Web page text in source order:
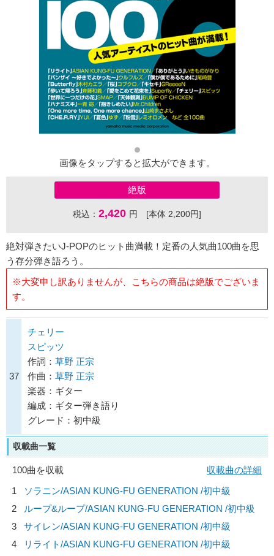
画像をタップすると拡大ができます。
絶版
税込： 2,420 円 [本体 2,200円]
絶対弾きたいJ-POPのヒット曲満載！定番の人気曲100曲を思
う存分弾き語ろう。
※大変申し訳ありませんが、こちらの商品は絶版でございま
す。
37
チェリー
スピッツ
作詞： 草野 正宗
作曲： 草野 正宗
楽器：ギター
編成：ギター弾き語り
グレード：初中級
収載曲一覧
100曲を収載
収載曲の詳細
1
ソラニン/ASIAN KUNG-FU GENERATION /初中級
2
ループ&ループ/ASIAN KUNG-FU GENERATION /初中級
3
サイレン/ASIAN KUNG-FU GENERATION /初中級
4
リライト/ASIAN KUNG-FU GENERATION /初中級